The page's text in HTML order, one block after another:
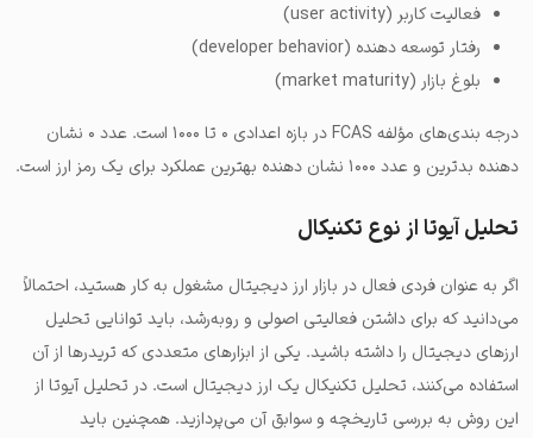
فعالیت کاربر (user activity)
رفتار توسعه دهنده (developer behavior)
بلوغ بازار (market maturity)
درجه بندی‌های مؤلفه FCAS در بازه اعدادی ۰ تا ۱۰۰۰ است. عدد ۰ نشان
دهنده بدترین و عدد ۱۰۰۰ نشان دهنده بهترین عملکرد برای یک رمز ارز است.
تحلیل آیوتا از نوع تکنیکال
اگر به عنوان فردی فعال در بازار ارز دیجیتال مشغول به کار هستید، احتمالاً
می‌دانید که برای داشتن فعالیتی اصولی و روبه‌رشد، باید توانایی تحلیل
ارزهای دیجیتال را داشته باشید. یکی از ابزارهای متعددی که تریدرها از آن
استفاده می‌کنند، تحلیل تکنیکال یک ارز دیجیتال است. در تحلیل آیوتا از
این روش به بررسی تاریخچه و سوابق آن می‌پردازید. همچنین باید